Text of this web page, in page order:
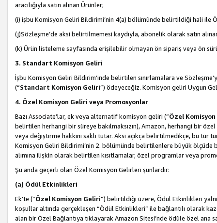
aracılığıyla satın alınan Ürünler;
(i) işbu Komisyon Geliri Bildirimi’nin 4(a) bölümünde belirtildiği hali ile
(j)Sözleşme’de aksi belirtilmemesi kaydıyla, abonelik olarak satın
(k) Ürün listeleme sayfasında erişilebilir olmayan ön sipariş veya ön
3. Standart Komisyon Geliri
İşbu Komisyon Geliri Bildirim’inde belirtilen sınırlamalara ve
(“Standart Komisyon Geliri”) ödeyeceğiz. Komisyon geliri Uygun
4. Özel Komisyon Geliri veya Promosyonlar
Bazı Associate’lar, ek veya alternatif komisyon geliri (“Özel
belirtilen herhangi bir süreye bakılmaksızın), Amazon, herhangi bir
veya değiştirme hakkını saklı tutar. Aksi açıkça belirtilmedikçe, bu tür
Komisyon Geliri Bildirimi’nin 2. bölümünde belirtilenlere büyük ölçüde
alımına ilişkin olarak belirtilen kısıtlamalar, özel programlar veya
Şu anda geçerli olan Özel Komisyon Gelirleri şunlardır:
(a) Ödül Etkinlikleri
Ek’te (“Özel Komisyon Geliri”) belirtildiği üzere, Ödül Etkinlikleri
koşullar altında gerçekleşen “Ödül Etkinlikleri” ile bağlantılı olarak
alan bir Özel Bağlantıya tıklayarak Amazon Sitesi’nde ödüle özel ana